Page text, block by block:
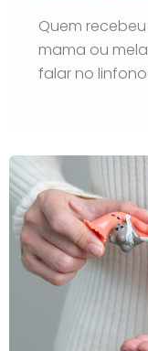
Quem
mama ou
falar no